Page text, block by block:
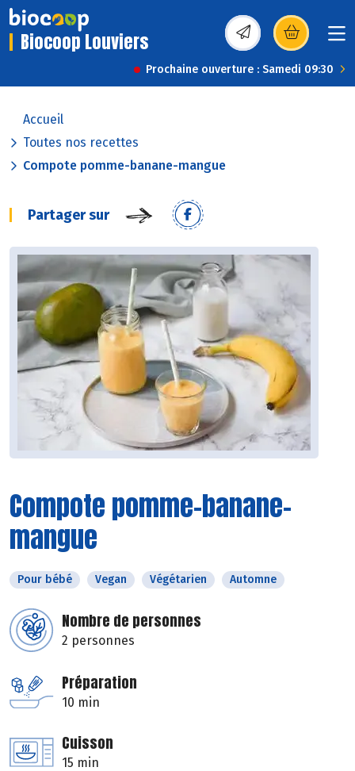
Biocoop Louviers (s’ouvre dans une
Prochaine ouverture : Samedi 09:30
Accueil
Toutes nos recettes
Compote pomme-banane-mangue
Partager sur
Compote pomme-banane-
mangue
Pour bébé Vegan Végétarien Automne
Nombre de personnes
2 personnes
Préparation
10 min
Cuisson
15 min